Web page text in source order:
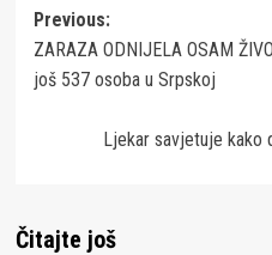
Post
navigation
Previous:
ZARAZA ODNIJELA OSAM
još 537 osoba u Srpskoj
Ljekar savjetuje kako
Čitajte još